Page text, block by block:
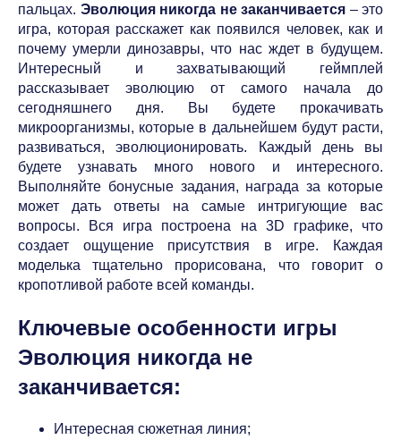
пальцах. Эволюция никогда не заканчивается – это
игра, которая расскажет как появился человек, как и
почему умерли динозавры, что нас ждет в будущем.
Интересный и захватывающий геймплей
рассказывает эволюцию от самого начала до
сегодняшнего дня. Вы будете прокачивать
микроорганизмы, которые в дальнейшем будут расти,
развиваться, эволюционировать. Каждый день вы
будете узнавать много нового и интересного.
Выполняйте бонусные задания, награда за которые
может дать ответы на самые интригующие вас
вопросы. Вся игра построена на 3D графике, что
создает ощущение присутствия в игре. Каждая
моделька тщательно прорисована, что говорит о
кропотливой работе всей команды.
Ключевые особенности игры
Эволюция никогда не
заканчивается:
Интересная сюжетная линия;